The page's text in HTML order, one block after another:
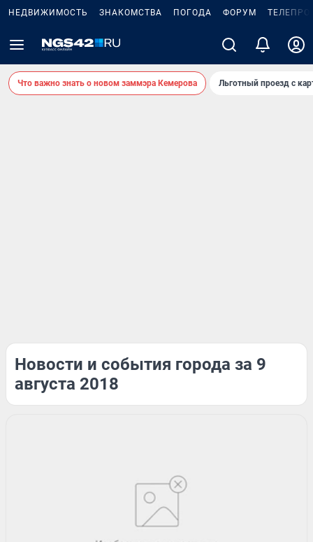
НЕДВИЖИМОСТЬ ЗНАКОМСТВА ПОГОДА ФОРУМ
Что важно знать о новом заммэра Кемерова Льготный проезд с
Новости и события города за 9
августа 2018